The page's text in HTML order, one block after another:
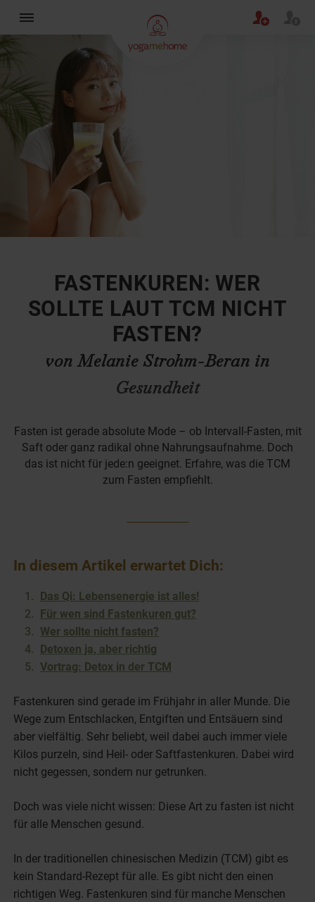
FASTENKUREN: WER
SOLLTE LAUT TCM NICHT
FASTEN?
von Melanie Strohm-Beran in
Gesundheit
Fasten ist gerade absolute Mode – ob Intervall-Fasten, mit
Saft oder ganz radikal ohne Nahrungsaufnahme. Doch
das ist nicht für jede:n geeignet. Erfahre, was die TCM
zum Fasten empfiehlt.
In diesem Artikel erwartet Dich:
Das Qi: Lebensenergie ist alles!
Für wen sind Fastenkuren gut?
Wer sollte nicht fasten?
Detoxen ja, aber richtig
Vortrag: Detox in der TCM
Fastenkuren sind gerade im Frühjahr in aller Munde. Die
Wege zum Entschlacken, Entgiften und Entsäuern sind
aber vielfältig. Sehr beliebt, weil dabei auch immer viele
Kilos purzeln, sind Heil- oder Saftfastenkuren. Dabei wird
nicht gegessen, sondern nur getrunken.
Doch was viele nicht wissen: Diese Art zu fasten ist nicht
für alle Menschen gesund.
In der traditionellen chinesischen Medizin (TCM) gibt es
kein Standard-Rezept für alle. Es gibt nicht den einen
richtigen Weg. Fastenkuren sind für manche Menschen